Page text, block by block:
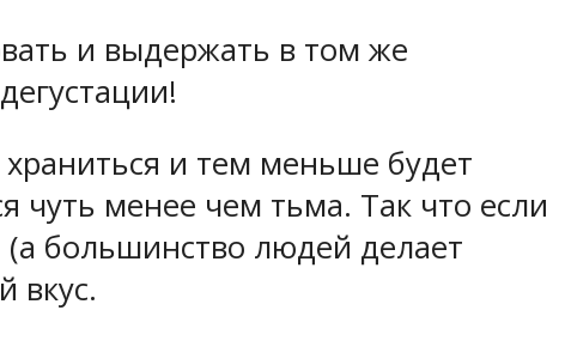
и выдержать в том же
и тем меньше будет
чуть менее чем тьма. Так что если
большинство людей делает
вкус.